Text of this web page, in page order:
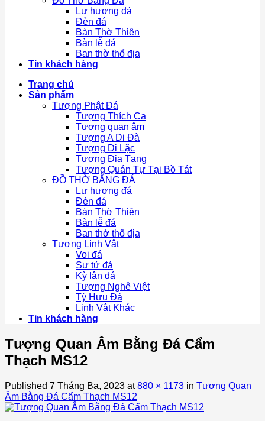
Lư hương đá
Đèn đá
Bàn Thờ Thiên
Bàn lễ đá
Ban thờ thổ địa
Tin khách hàng
Trang chủ
Sản phẩm
Tượng Phật Đá
Tượng Thích Ca
Tượng quan âm
Tượng A Di Đà
Tượng Di Lặc
Tượng Địa Tạng
Tượng Quán Tự Tại Bồ Tát
ĐỒ THỜ BẰNG ĐÁ
Lư hương đá
Đèn đá
Bàn Thờ Thiên
Bàn lễ đá
Ban thờ thổ địa
Tượng Linh Vật
Voi đá
Sư tử đá
Kỳ lân đá
Tượng Nghê Việt
Tỳ Hưu Đá
Linh Vật Khác
Tin khách hàng
Tượng Quan Âm Bằng Đá Cẩm
Thạch MS12
Published 7 Tháng Ba, 2023 at880 × 1173 in Tượng Quan
Âm Bằng Đá Cẩm Thạch MS12